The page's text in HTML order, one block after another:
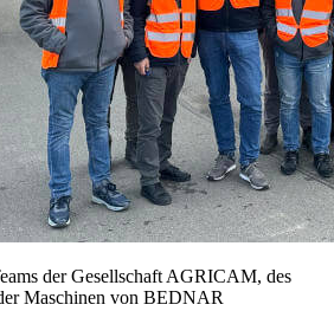
der Gesellschaft AGRICAM, des
Maschinen von BEDNAR